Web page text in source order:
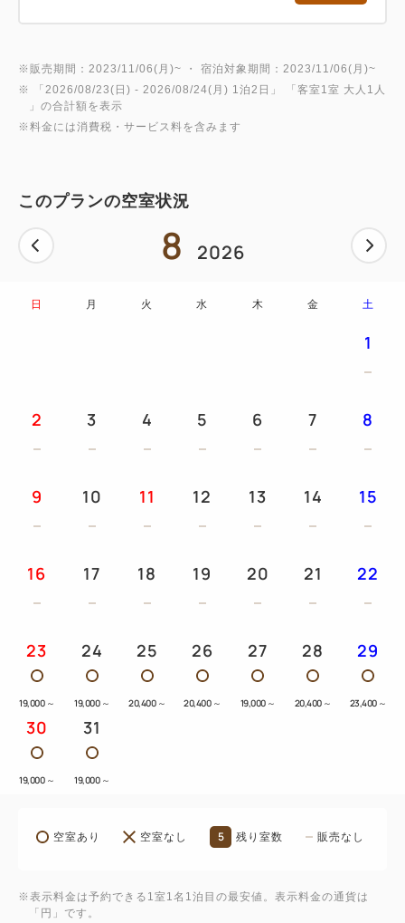
※販売期間：2023/11/06(月)~ ・ 宿泊対象期間：2023/11/06(月)~
※ 「 2026/08/23(日) - 2026/08/24(月) 1泊2日 」 「 客室1室 大人1人
」の合計額を表示
※料金には消費税・サービス料を含みます
このプランの空室状況
8 2026
日 月 火 水 木 金 土
1
2 3 4 5 6 7 8
9 10 11 12 13 14 15
16 17 18 19 20 21 22
23
19,000 ～
24
19,000 ～
25
20,400 ～
26
20,400 ～
27
19,000 ～
28
20,400 ～
29
23,400 ～
30
19,000 ～
31
19,000 ～
空室あり 空室なし 5 残り室数 販売なし
※表示料金は予約できる1室1名1泊目の最安値。表示料金の通貨は
「円」です。